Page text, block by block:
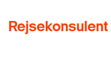
Rejsekonsulent